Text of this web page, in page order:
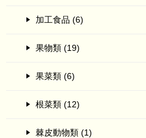
加工食品 (6)
果物類 (19)
果菜類 (6)
根菜類 (12)
棘皮動物類 (1)